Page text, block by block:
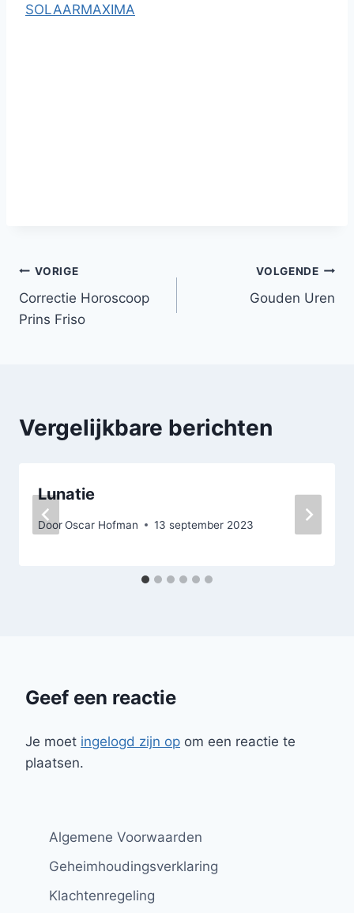
SOLAARMAXIMA
Bericht
navigatie
VORIGE
Correctie Horoscoop
Prins Friso
VOLGENDE
Gouden Uren
Vergelijkbare berichten
Lunatie
DoorOscar Hofman 13 september 2023
Geef een reactie
Je moet ingelogd zijn op om een reactie te
plaatsen.
Algemene Voorwaarden
Geheimhoudingsverklaring
Klachtenregeling